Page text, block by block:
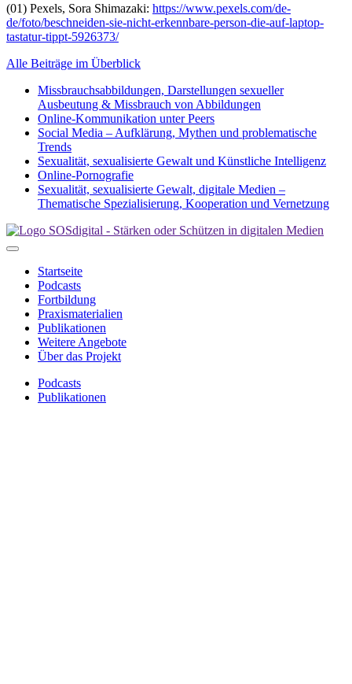
(01) Pexels, Sora Shimazaki: https://www.pexels.com/de-
de/foto/beschneiden-sie-nicht-erkennbare-person-die-auf-laptop-
tastatur-tippt-5926373/
Alle Beiträge im Überblick
Missbrauchsabbildungen, Darstellungen sexueller
Ausbeutung & Missbrauch von Abbildungen
Online-Kommunikation unter Peers
Social Media – Aufklärung, Mythen und problematische
Trends
Sexualität, sexualisierte Gewalt und Künstliche Intelligenz
Online-Pornografie
Sexualität, sexualisierte Gewalt, digitale Medien –
Thematische Spezialisierung, Kooperation und Vernetzung
Startseite
Podcasts
Fortbildung
Praxismaterialien
Publikationen
Weitere Angebote
Über das Projekt
Podcasts
Publikationen